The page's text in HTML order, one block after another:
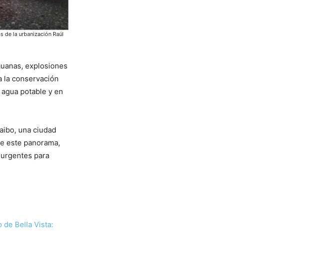
de la urbanización Raúl
explosiones
la conservación
potable y en
una ciudad
este panorama,
para
de Bella Vista: